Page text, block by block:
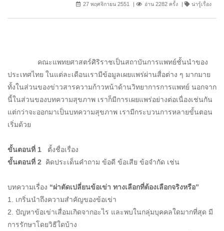
27 พฤศจิกายน 2551 อ่าน 2282 ครั้ง น่ารู้เรื่อง
คณะแพทยศาสตร์ศิริราชเป็นสถาบันการแพทย์ชั้นนำของ
ประเทศไทย ในแต่ละเดือนเรามีข้อมูลเผยแพร่ผ่านสื่อต่าง ๆ มากมาย
ทั้งในส่วนของข่าวสารความก้าวหน้าด้านวิทยาการการแพทย์ นอกจาก
นี้ในส่วนของบทความสุขภาพ เราก็มีการเผยแพร่อย่างต่อเนื่องเช่นกัน
แต่กว่าจะออกมาเป็นบทความสุขภาพ เรามีกระบวนการหลายขั้นตอน
เริ่มด้วย
ขั้นตอนที่ 1 ตั้งชื่อเรื่อง
ขั้นตอนที่ 2 คิดประเด็นคำถาม ข้อดี ข้อเสีย ข้อจำกัด เช่น
บทความเรื่อง “ผ่าตัดเปลี่ยนข้อเข่า ทางเลือกที่ต้องเลือกจริงหรือ”
1. เกริ่นนำถึงความสำคัญของข้อเข่า
2. ปัญหาข้อเข่าเสื่อมเกิดจากอะไร และพบในกลุ่มบุคคลใดมากที่สุด มี
การรักษาโดยวิธีใดบ้าง